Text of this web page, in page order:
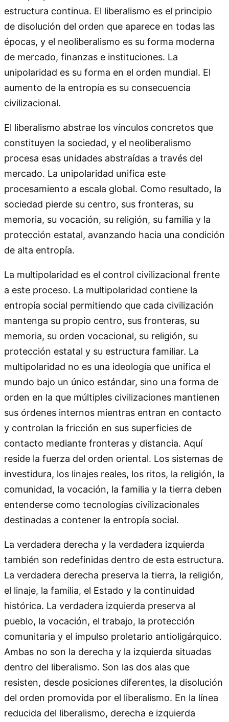
estructura continua. El liberalismo es el principio
de disolución del orden que aparece en todas las
épocas, y el neoliberalismo es su forma moderna
de mercado, finanzas e instituciones. La
unipolaridad es su forma en el orden mundial. El
aumento de la entropía es su consecuencia
civilizacional.
El liberalismo abstrae los vínculos concretos que
constituyen la sociedad, y el neoliberalismo
procesa esas unidades abstraídas a través del
mercado. La unipolaridad unifica este
procesamiento a escala global. Como resultado, la
sociedad pierde su centro, sus fronteras, su
memoria, su vocación, su religión, su familia y la
protección estatal, avanzando hacia una condición
de alta entropía.
La multipolaridad es el control civilizacional frente
a este proceso. La multipolaridad contiene la
entropía social permitiendo que cada civilización
mantenga su propio centro, sus fronteras, su
memoria, su orden vocacional, su religión, su
protección estatal y su estructura familiar. La
multipolaridad no es una ideología que unifica el
mundo bajo un único estándar, sino una forma de
orden en la que múltiples civilizaciones mantienen
sus órdenes internos mientras entran en contacto
y controlan la fricción en sus superficies de
contacto mediante fronteras y distancia. Aquí
reside la fuerza del orden oriental. Los sistemas de
investidura, los linajes reales, los ritos, la religión, la
comunidad, la vocación, la familia y la tierra deben
entenderse como tecnologías civilizacionales
destinadas a contener la entropía social.
La verdadera derecha y la verdadera izquierda
también son redefinidas dentro de esta estructura.
La verdadera derecha preserva la tierra, la religión,
el linaje, la familia, el Estado y la continuidad
histórica. La verdadera izquierda preserva al
pueblo, la vocación, el trabajo, la protección
comunitaria y el impulso proletario antioligárquico.
Ambas no son la derecha y la izquierda situadas
dentro del liberalismo. Son las dos alas que
resisten, desde posiciones diferentes, la disolución
del orden promovida por el liberalismo. En la línea
reducida del liberalismo, derecha e izquierda